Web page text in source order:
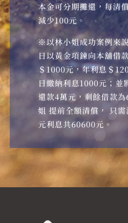
本金可分期攤還，每清
減少100元。
※以林小姐成功案例來
日以黃金項鍊向本舖借
＄1000元，年利息＄
日繳納利息1000元；並
還款4萬元，剩餘借款
姐 提前全額清償， 只
元利息共60600元。